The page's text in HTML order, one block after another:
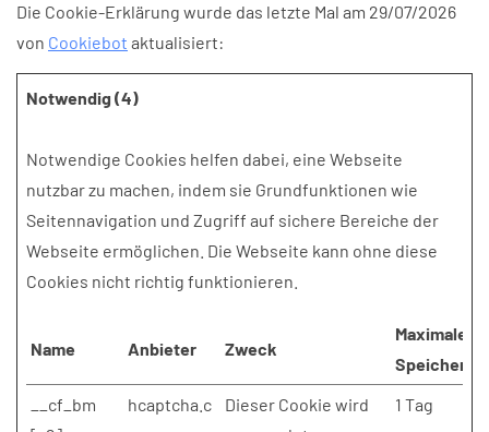
Die Cookie-Erklärung wurde das letzte Mal am 29/07/2026
von Cookiebot aktualisiert:
Notwendig (4)
Notwendige Cookies helfen dabei, eine Webseite
nutzbar zu machen, indem sie Grundfunktionen wie
Seitennavigation und Zugriff auf sichere Bereiche der
Webseite ermöglichen. Die Webseite kann ohne diese
Cookies nicht richtig funktionieren.
Name Anbieter Zweck
Maximale
__cf_bm
hcaptcha.c
Dieser Cookie wird
1 Tag